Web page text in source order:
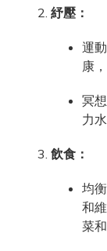
紓壓：
運
康
冥
力
飲食：
均
和
菜